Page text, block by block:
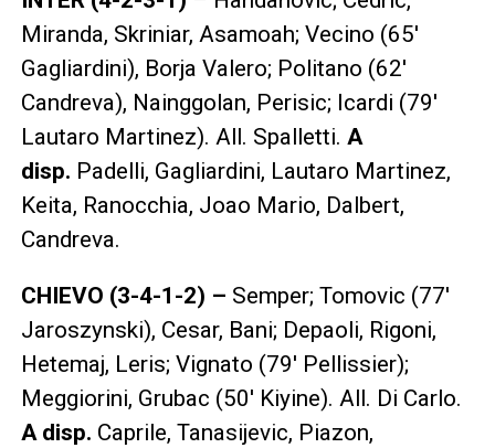
Miranda, Skriniar, Asamoah; Vecino (65′
Gagliardini), Borja Valero; Politano (62′
Candreva), Nainggolan, Perisic; Icardi (79′
Lautaro Martinez). All. Spalletti. A
disp. Padelli, Gagliardini, Lautaro Martinez,
Keita, Ranocchia, Joao Mario, Dalbert,
Candreva.
CHIEVO (3-4-1-2) – Semper; Tomovic (77′
Jaroszynski), Cesar, Bani; Depaoli, Rigoni,
Hetemaj, Leris; Vignato (79′ Pellissier);
Meggiorini, Grubac (50′ Kiyine). All. Di Carlo.
A disp. Caprile, Tanasijevic, Piazon,